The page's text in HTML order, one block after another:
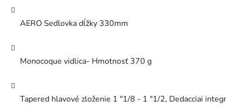
AERO Sedlovka dĺžky 330mm
Monocoque vidlica- Hmotnosť 370 g
Tapered hlavové zloženie 1 "1/8 - 1 "1/2, Dedacciai